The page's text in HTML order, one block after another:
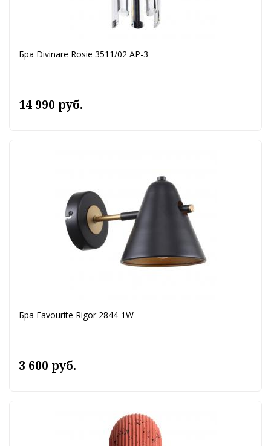
Бра Divinare Rosie 3511/02 AP-3
14 990 руб.
Бра Favourite Rigor 2844-1W
3 600 руб.